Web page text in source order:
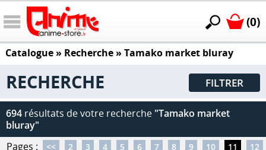
(0)
Catalogue» Recherche » Tamako market bluray
RECHERCHE FILTRER
694 résultats de votre recherche "Tamako market
bluray"
Pages :
<< 2 3 4 5 6 7 8 9 10 11
12